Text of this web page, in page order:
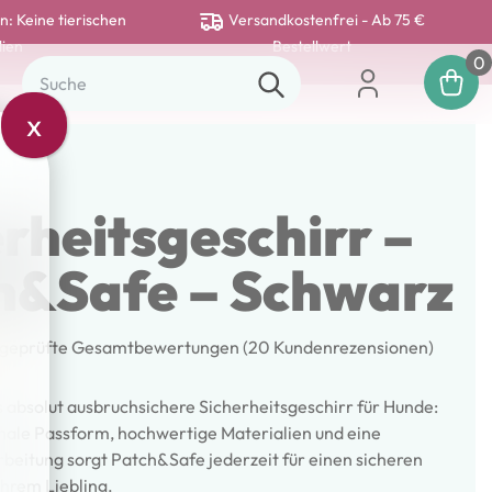
Keine tierischen
Versandkostenfrei - Ab 75 €
Bestellwert
0
–
– Schwarz
geprüfte Gesamtbewertungen (20 Kundenrezensionen)
absolut ausbruchsichere Sicherheitsgeschirr für Hunde:
Passform, hochwertige Materialien und eine
sorgt Patch&Safe jederzeit für einen sicheren
Liebling.
x